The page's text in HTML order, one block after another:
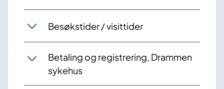
Besøkstider / visittider
Betaling og registrering, Drammen
sykehus